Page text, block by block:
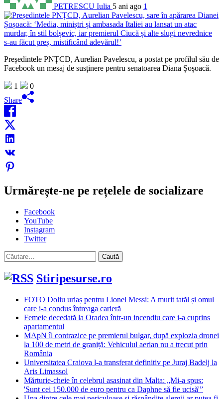
PETRESCU Iulia 5 ani ago 1
Președintele PNȚCD, Aurelian Pavelescu, a postat pe profilul său de
Facebook un mesaj de susținere pentru senatoarea Diana Șoșoacă.
1
0
Share
Urmărește-ne pe rețelele de socializare
Facebook
YouTube
Instagram
Twitter
Caută
după:
Stiripesurse.ro
FOTO Doliu uriaș pentru Lionel Messi: A murit tatăl și omul
care i-a condus întreaga carieră
Femeie decedată la Oradea într-un incendiu care i-a cuprins
apartamentul
MApN îl contrazice pe premierul bulgar, după explozia dronei
la 100 de metri de graniță: Vehiculul aerian nu a trecut prin
România
Universitatea Craiova l-a transferat definitiv pe Juraj Badelj la
Aris Limassol
Mărturie-cheie în celebrul asasinat din Malta: „Mi-a spus:
'Sunt cei 150.000 de euro pentru ca Daphne să fie ucisă'”